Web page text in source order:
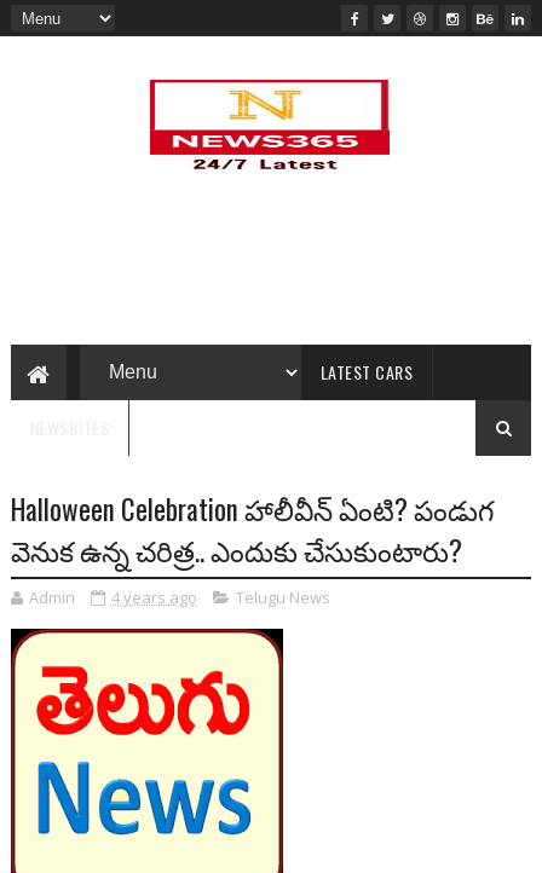
LATEST CARS
Halloween Celebration హాలీవీన్ ఏంటి? పండుగ
వెనుక ఉన్న చరిత్ర.. ఎందుకు చేసుకుంటారు?
Admin 4 years ago Telugu News